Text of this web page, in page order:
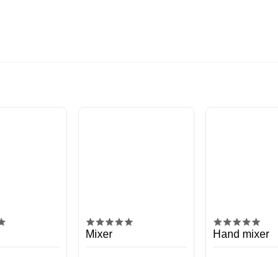
Hand mixer
Mixer